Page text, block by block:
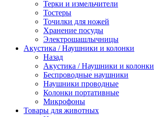
Терки и измельчители
Тостеры
Точилки для ножей
Хранение посуды
Электрошашлычницы
Акустика / Наушники и колонки
Назад
Акустика / Наушники и колонки
Беспроводные наушники
Наушники проводные
Колонки портативные
Микрофоны
Товары для животных